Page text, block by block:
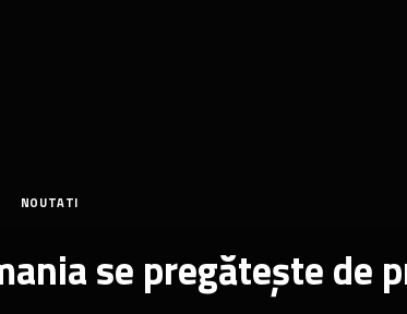
NOUTATI
se pregătește de